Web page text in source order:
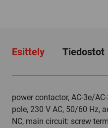
Esittely Tiedostot
power contactor, AC-3e/
pole, 230 V AC, 50/60 Hz,
NC, main circuit: screw